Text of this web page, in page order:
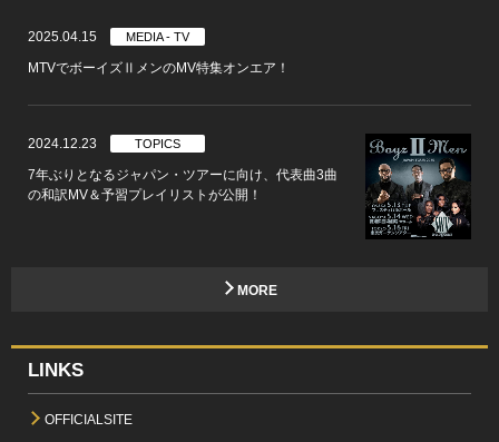
2025.04.15 MEDIA - TV
MTVでボーイズⅡメンのMV特集オンエア！
2024.12.23 TOPICS
7年ぶりとなるジャパン・ツアーに向け、代表曲3曲
の和訳MV＆予習プレイリストが公開！
MORE
LINKS
OFFICIALSITE